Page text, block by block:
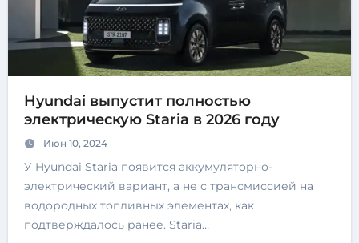
Hyundai выпустит полностью
электрическую Staria в 2026 году
Июн 10, 2024
У Hyundai Staria появится аккумуляторно-
электрический вариант, а не с трансмиссией на
водородных топливных элементах, как
подтверждалось ранее. Staria…